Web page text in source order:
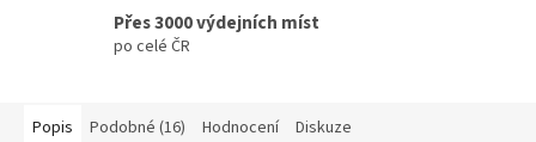
Přes 3000 výdejních míst
po celé ČR
Popis Podobné (16) Hodnocení Diskuze